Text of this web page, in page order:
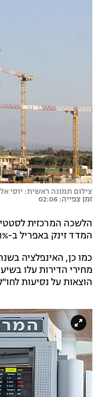
צילום תמונה ראשית: יוסי
זמן צפייה: 02:06
הלשכה המרכזית
המדד זינק באפריל ב-1.1% - תוך חודש אחד בלבד. מדובר בהתייקרות חדה ומפתיעה במשק.
הוצאות על נסיעות לחו"ל וטיסות בארץ שעלו